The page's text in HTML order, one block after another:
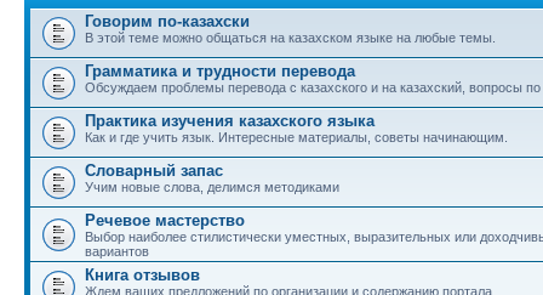
Говорим по-казахски
В этой теме можно общаться на казахском языке на любые темы.
Грамматика и трудности перевода
Обсуждаем проблемы перевода с казахского и на казахский, вопросы
Практика изучения казахского языка
Как и где учить язык. Интересные материалы, советы начинающим.
Словарный запас
Учим новые слова, делимся методиками
Речевое мастерство
Выбор наиболее стилистически уместных, выразительных или
вариантов
Книга отзывов
Ждем ваших предложений по организации и содержанию портала